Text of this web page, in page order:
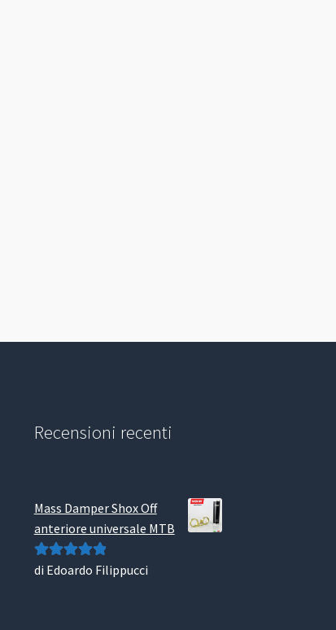
Recensioni recenti
Mass Damper Shox Off
anteriore universale MTB
Valutato5su
di Edoardo Filippucci